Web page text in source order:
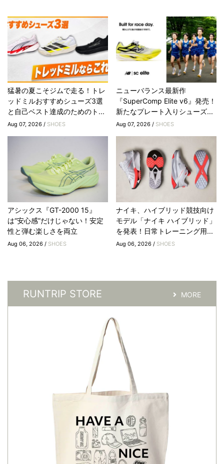
猛暑の夏こそジムで走る！トレ
ッドミルおすすめシューズ3選
と自己ベスト達成のためのト...
Aug 07, 2026 / SHOES
ニューバランス最新作
『SuperComp Elite v6』発売！
新たなプレート入りシューズ...
Aug 07, 2026 / SHOES
アシックス『GT-2000 15』
は“安心感”だけじゃない！安定
性と弾む楽しさを両立
Aug 06, 2026 / SHOES
ナイキ、ハイブリッド競技向け
モデル「ナイキ ハイブリッド」
を発表！日常トレーニング用...
Aug 06, 2026 / SHOES
RUNTRIP STORE MORE